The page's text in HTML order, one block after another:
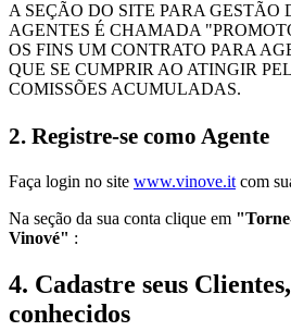
A SEÇÃO DO SITE PARA GESTÃO
AGENTES É CHAMADA
OS FINS UM CONTRATO PARA
QUE SE CUMPRIR AO ATINGIR
COMISSÕES ACUMULADAS.
2. Registre-se como Agente
Faça login no site www.vinove.it com
Na seção da sua conta clique em
Vinové" :
4. Cadastre seus
conhecidos